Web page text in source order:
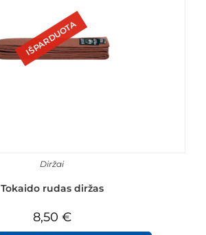
IŠPARDUOTA
Diržai
Tokaido rudas diržas
8,50 €